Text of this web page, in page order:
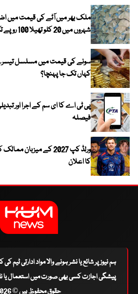
ملک بھر میں آٹے کی قیمت میں
شہروں میں 20 کلو تھیلا 100 روپے تک مہنگا
سونے کی قیمت میں مسلسل تیسرے
کہاں تک جا پہنچا؟
پی ٹی اے کا ای سم کے اجرا اور
فیصلہ
ورلڈ کپ 2027 کے میزبان
کا اعلان
ہم نیوز پر شائع یا نشر ہونے والا مواد ادارتی ٹیم
پیشگی اجازت کسی بھی صورت میں استعمال یا
حقوق محفوظ ہیں © 2026